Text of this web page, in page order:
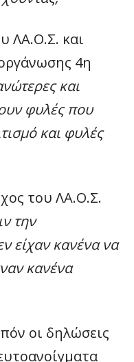
ΛΑ.Ο.Σ. και
4η
και
φυλές που
και φυλές
του ΛΑ.Ο.Σ.
την
είχαν κανένα να
κανένα
οι δηλώσεις